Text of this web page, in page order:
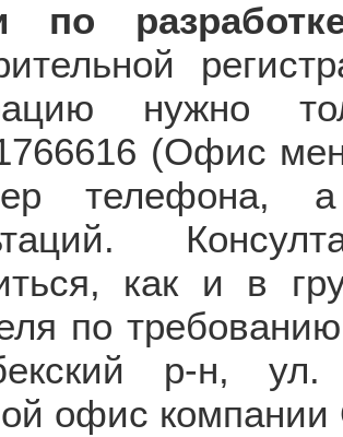
по
нужно
(Офис
телефона, а
как и в
по
р-н,
офис